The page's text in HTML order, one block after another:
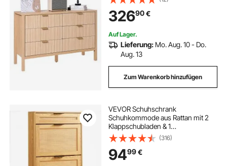
Organizer für Wohnzimmer
Schlafzimmer Eingangsbereich Flur
(helles Holz)
32690€
Auf Lager.
Lieferung: Mo. Aug. 10 - Do.
Aug. 13
Zum Warenkorb hinzufügen
VEVOR Schuhschrank
Schuhkommode aus Rattan mit 2
Klappschubladen & 1
Ausziehschublade, Metallbeine,
schmaler Schuhschrank ideal für
Eingangsbereich Diele Schrank Flur
helle Holzfarbe Schuhkipper
(316)
9499€